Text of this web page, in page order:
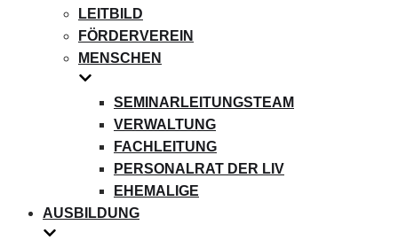
LEITBILD
FÖRDERVEREIN
MENSCHEN
SEMINARLEITUNGSTEAM
VERWALTUNG
FACHLEITUNG
PERSONALRAT DER LIV
EHEMALIGE
AUSBILDUNG